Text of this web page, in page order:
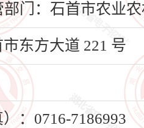
部门：石首市农业
东方大道 221 号
：0716-7186993